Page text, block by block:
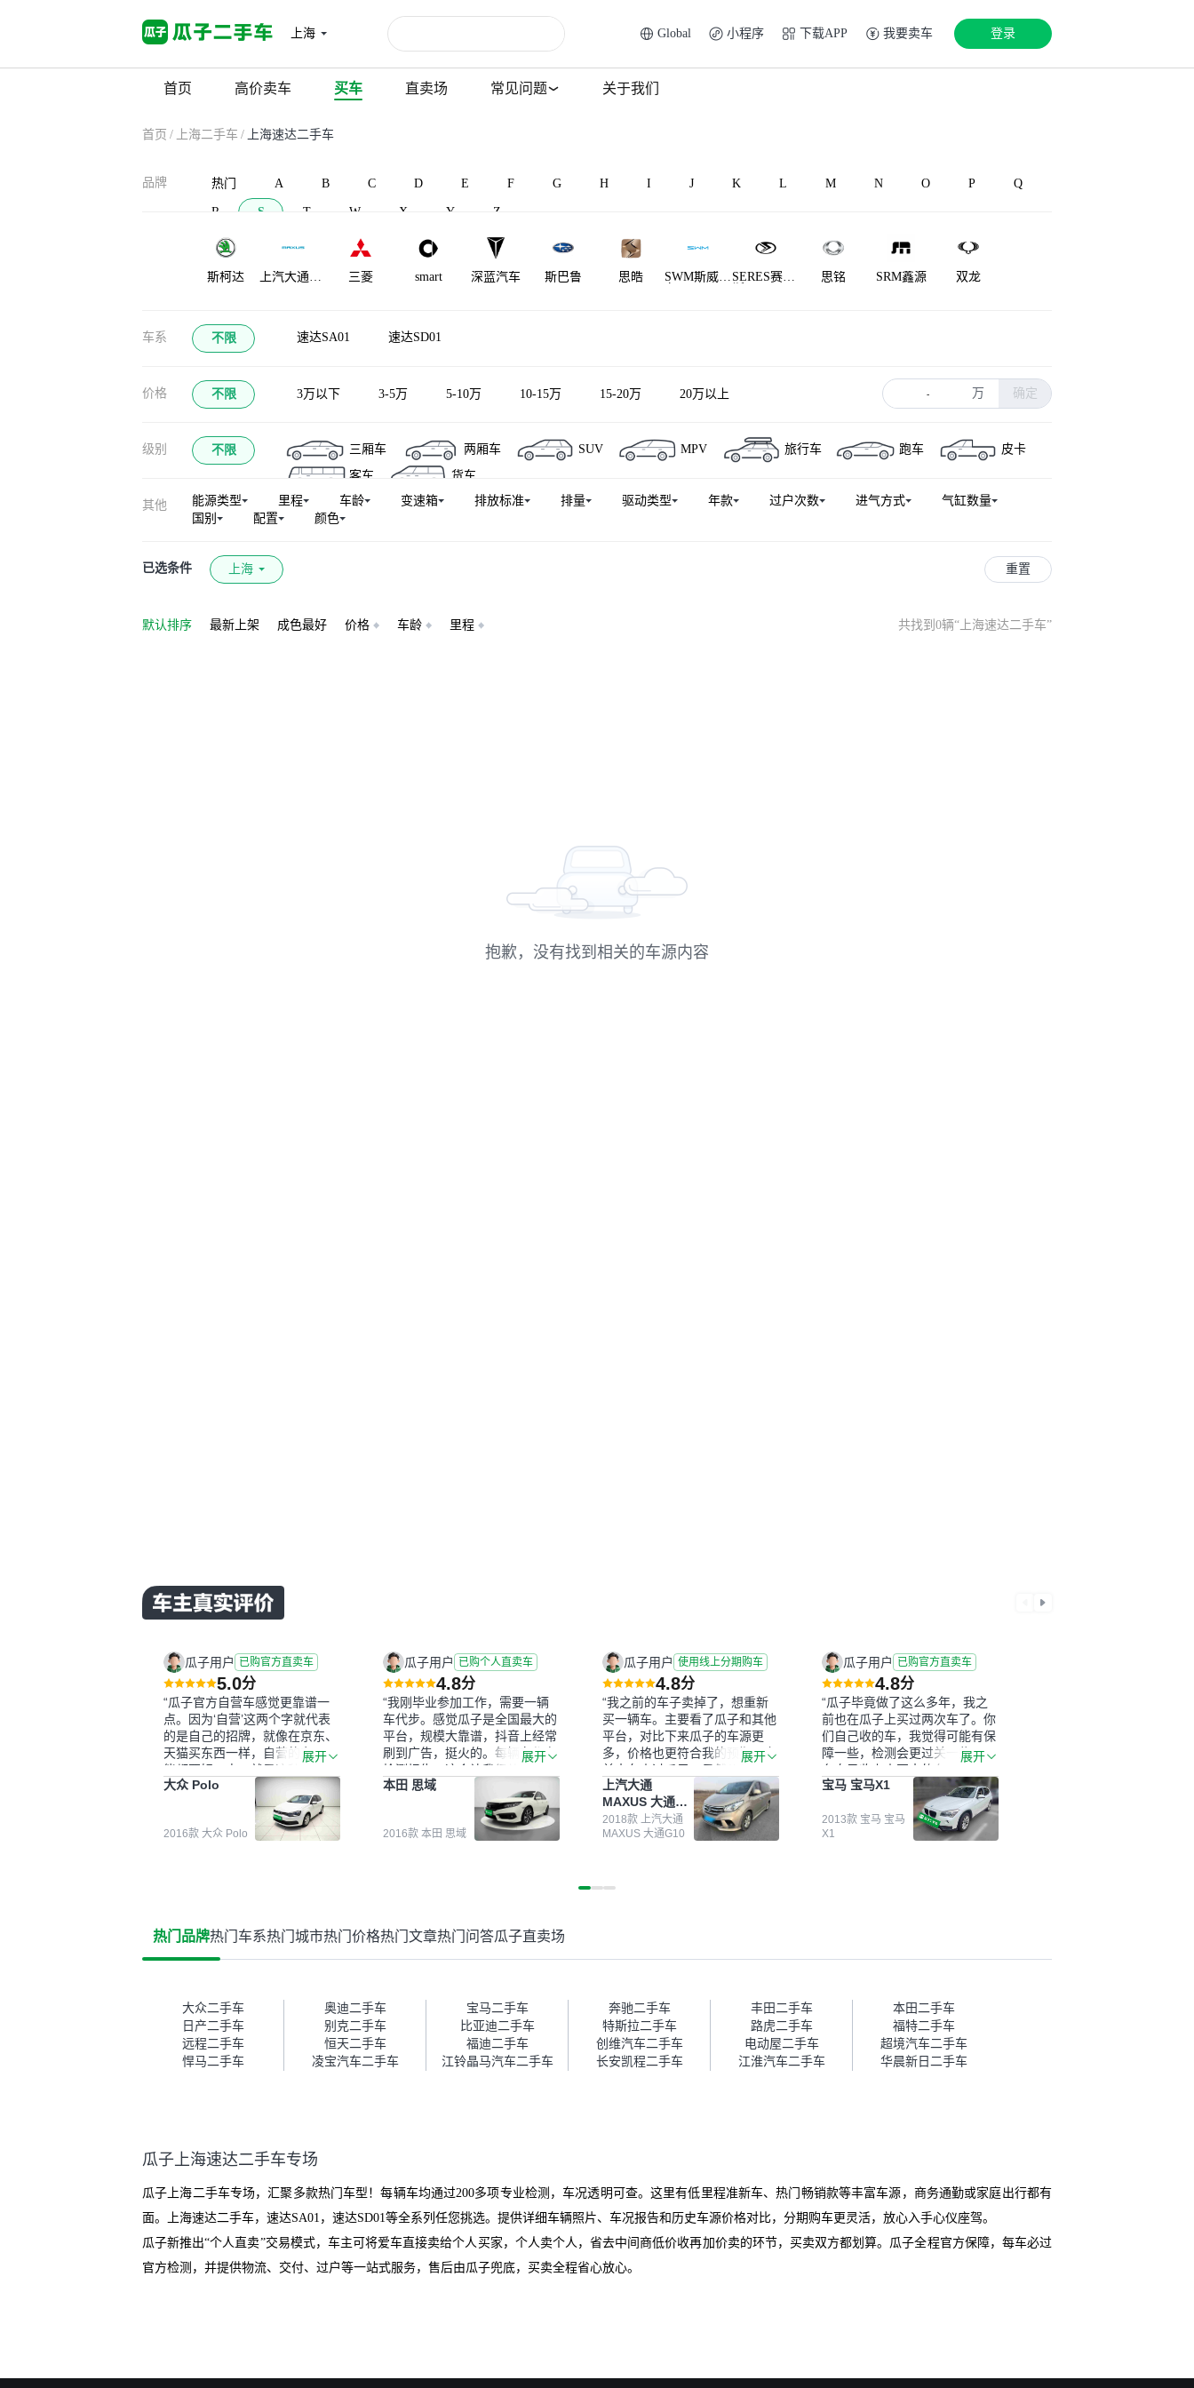
上海 Global 小程序 下载APP 我要卖车 登录
首页 高价卖车 买车 直卖场 常见问题 关于我们
首页 / 上海二手车 / 上海速达二手车
品牌 热门 A B C D E F G H I J K L M N O P Q
R S T W X Y Z
斯柯达
上汽大通
三菱 smart 深蓝汽车 斯巴鲁 思皓
SWM斯威汽 SERES赛力
思铭 SRM鑫源 双龙
示界
SONGSAN
MOTORS
申龙汽车 萨博
车系 不限 速达SA01 速达SD01
价格 不限 3万以下 3-5万 5-10万 10-15万 15-20万 20万以上 - 万 确定
级别 不限 三厢车 两厢车 SUV MPV 旅行车 跑车
皮卡
客车
货车
其他 能源类型 里程 车龄 变速箱 排放标准 排量 驱动类型 年款 过户次数 进气方式
气缸数量
国别
配置 颜色
已选条件 上海 重置
默认排序 最新上架 成色最好 价格 车龄 里程 共找到0辆“ 上海速达二手车”
抱歉，没有找到相关的车源内容
瓜子用户 已购官方直卖车
5.0分
“瓜子官方自营车感觉更靠谱一
点。因为‘自营’这两个字就代表
的是自己的招牌，就像在京东、
天猫买东西一样，自营的东西可
能都要好一点。就是这种刻板印
象吧。一开始买二手车的时候，
我确实有担心过事故车、泡水车
这些问题。瓜子的检测报告其实
并不能完全打消顾虑，因为我也
果跟你们的报告是符合的，所以
这次车况没问题。购车流程挺快
车。去之前我提前跟交接人员说
好，到了之后要当着我的面再做
一次复检，你们也安排了师傅，
服务可以，速度很快。体验下来
自营车的感觉是要比个人车好一
我协商，主动权在平台手里。”
展开
大众 Polo
2016款 大众 Polo
瓜子用户 已购个人直卖车
4.8分
“我刚毕业参加工作，需要一辆
车代步。感觉瓜子是全国最大的
平台，规模大靠谱，抖音上经常
刷到广告，挺火的。每辆车都有
检测报告，这个让我很放心。去
外面买车全凭卖家一张嘴，不敢
买。我买了本田思域，白色，过
户次数少，公里数符合，虽然价
格比我心理预期略高一点，但瓜
价格比车商那便宜，车况也有检
展开
本田 思域
2016款 本田 思域
瓜子用户 使用线上分期购车
4.8分
“我之前的车子卖掉了，想重新
买一辆车。主要看了瓜子和其他
平台，对比下来瓜子的车源更
多，价格也更符合我的预期。之
前卖车来过瓜子，虽然价格没谈
成，但APP一直留着。瓜子毕竟
是大平台，整体印象还好。我最
终买了一台上汽大通，18年的
车，公里数9万多，符合我的要
捷，其他平台的分期需要到当地
障。”
展开
上汽大通
MAXUS 大通
G10
2018款 上汽大通
MAXUS 大通G10
瓜子用户 已购官方直卖车
4.8分
“瓜子毕竟做了这么多年，我之
前也在瓜子上买过两次车了。你
们自己收的车，我觉得可能有保
障一些，检测会更过关一些。平
台自己收上来再卖的车，应该更
可靠。我买的是宝马X1，主要看
中它的价格和公里数比较合适。
另外，瓜子承诺无火烧、无事
故、无泡水、无调表，在平台自
帮我谈价。自营车我讲过价，最
后是通过花一块钱买优惠券的方
式，便宜了800块钱成交。”
展开
宝马 宝马X1
2013款 宝马 宝马
X1
热门品牌热门车系热门城市热门价格热门文章热门问答瓜子直卖场
大众二手车 奥迪二手车 宝马二手车 奔驰二手车 丰田二手车
本田二手车
日产二手车
别克二手车 比亚迪二手车 特斯拉二手车 路虎二手车
福特二手车
远程二手车
恒天二手车 福迪二手车 创维汽车二手车 电动屋二手车
超境汽车二手车
悍马二手车
凌宝汽车二手车 江铃晶马汽车二手车 长安凯程二手车 江淮汽车二手车 华晨新日二手车
瓜子上海速达二手车专场
瓜子上海二手车专场，汇聚多款热门车型！每辆车均通过200多项专业检测，车况透明可查。这里有低里程准新车、热门畅销款等丰富车源，商务通勤或家庭出行都有
面。上海速达二手车，速达SA01，速达SD01等全系列任您挑选。提供详细车辆照片、车况报告和历史车源价格对比，分期购车更灵活，放心入手心仪座驾。
瓜子新推出“个人直卖”交易模式，车主可将爱车直接卖给个人买家，个人卖个人，省去中间商低价收再加价卖的环节，买卖双方都划算。瓜子全程官方保障，每车必过
官方检测，并提供物流、交付、过户等一站式服务，售后由瓜子兜底，买卖全程省心放心。